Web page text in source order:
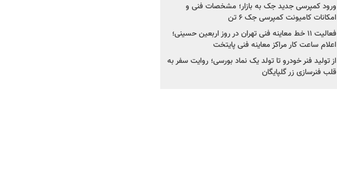
ورود کمپرسی جدید جک به بازار؛ مشخصات فنی و
امکانات کامیونت کمپرسی جک ۶ تن
فعالیت ۱۱ خط معاینه فنی تهران در روز اربعین حسینی؛
اعلام ساعت کار مراکز معاینه فنی پایتخت
از تولید فنر خودرو تا تولد یک نماد بورسی؛ روایت سفر به
قلب فنرسازی زر گلپایگان